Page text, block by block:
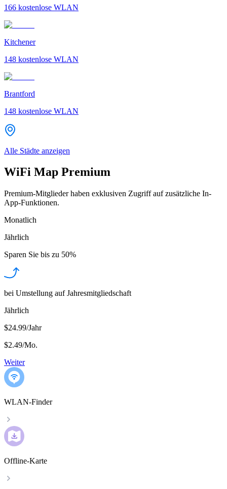
166 kostenlose WLAN
Kitchener
148 kostenlose WLAN
Brantford
148 kostenlose WLAN
Alle Städte anzeigen
WiFi Map Premium
Premium-Mitglieder haben exklusiven Zugriff auf zusätzliche In-
App-Funktionen.
Monatlich
Jährlich
Sparen Sie bis zu 50%
bei Umstellung auf Jahresmitgliedschaft
Jährlich
$24.99/Jahr
$2.49/Mo.
Weiter
WLAN-Finder
Offline-Karte